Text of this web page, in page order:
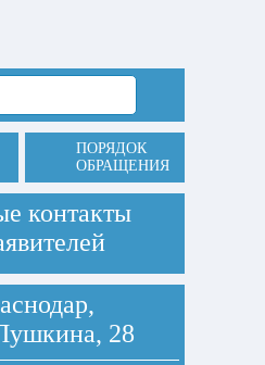
ПОРЯДОК
ОБРАЩЕНИЯ
контакты
28